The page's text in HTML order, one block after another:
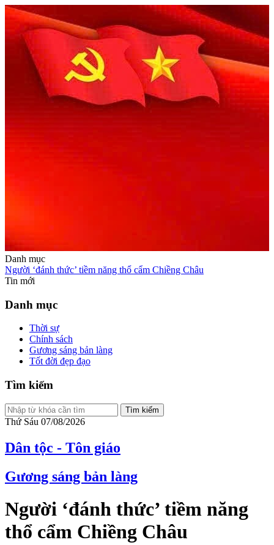
Danh mục
Người ‘đánh thức’ tiềm năng thổ cẩm Chiềng Châu
Tin mới
Danh mục
Thời sự
Chính sách
Gương sáng bản làng
Tốt đời đẹp đạo
Tìm kiếm
Tìm kiếm
Thứ Sáu 07/08/2026
Dân tộc - Tôn giáo
Gương sáng bản làng
Người ‘đánh thức’ tiềm năng
thổ cẩm Chiềng Châu